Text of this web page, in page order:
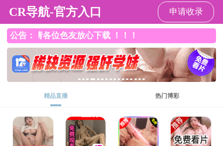
中国福利彩票
中国福利彩票 中国福利彩票概况 党群工作
中国福利彩票>学生工作>规章制度
学生工作